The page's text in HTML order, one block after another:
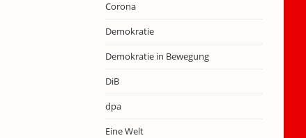
Corona
Demokratie
Demokratie in Bewegung
DiB
dpa
Eine Welt